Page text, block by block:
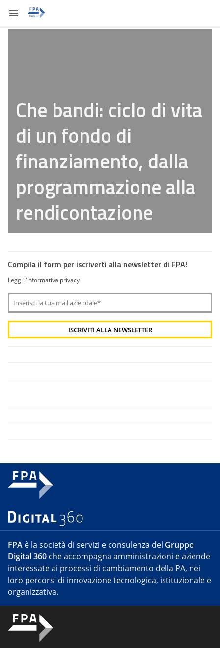
Che bandi: ciclo di vita
di un fondo di
finanziamento, dalla
programmazione alla
rendicontazione
Compila il form per iscriverti alla newsletter di FPA!
Leggi l'informativa privacy
FPA è la società di servizi e consulenza del Gruppo
Digital 360 che accompagna amministrazioni e aziende
interessate ai processi di cambiamento della PA, nei
loro percorsi di innovazione tecnologica, istituzionale e
organizzativa.